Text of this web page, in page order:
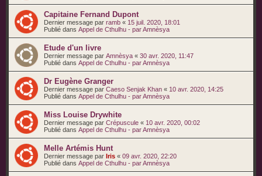
Capitaine Fernand Dupont
Dernier message par ramb « 15 juil. 2020, 18:01
Publié dans Appel de Cthulhu - par Amnèsya
Etude d'un livre
Dernier message par Amnèsya « 30 avr. 2020, 11:47
Publié dans Appel de Cthulhu - par Amnèsya
Dr Eugène Granger
Dernier message par Caeso Senjak Khan « 10 avr. 2020, 14:25
Publié dans Appel de Cthulhu - par Amnèsya
Miss Louise Drywhite
Dernier message par Crépuscule « 10 avr. 2020, 00:02
Publié dans Appel de Cthulhu - par Amnèsya
Melle Artémis Hunt
Dernier message par Iris « 09 avr. 2020, 22:20
Publié dans Appel de Cthulhu - par Amnèsya